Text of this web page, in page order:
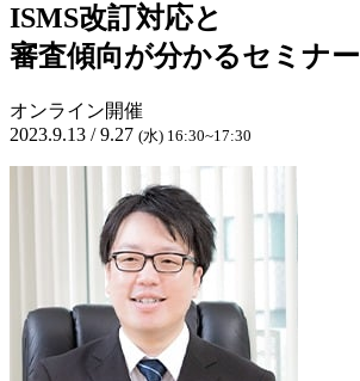
ISMS改訂対応と
審査傾向が分かるセミナー
オンライン開催
2023.9.13 / 9.27 (水) 16:30~17:30